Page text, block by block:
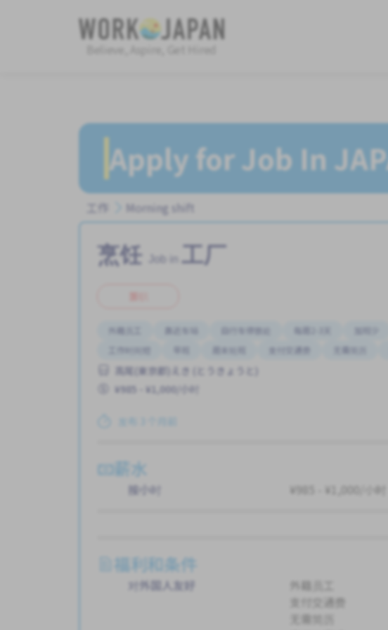
Believe, Aspire, Get Hired
Apply for Job In
工作 Morning shift
烹饪 工厂
外籍员工 靠近车站 自行车停放处 每周2-3天
加班少
周末轮班 支付交通费 无需简历
高尾(東京都)えき (とうきょうと)
¥985 - ¥1,000/小时
发布 3 个月前
薪水
按小时 ¥985 - ¥1,000/小时
福利和条件
对外国人友好
外籍员工
支付交通费
无需简历